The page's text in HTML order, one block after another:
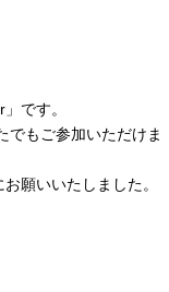
です。
でもご参加いただけま
願いいたしました。